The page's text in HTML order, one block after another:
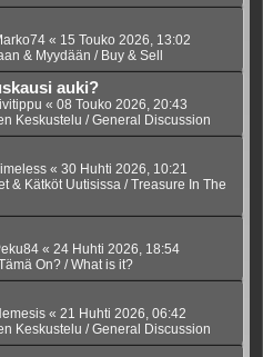
« 15 Touko 2026, 13:02
& Myydään / Buy & Sell
auki?
« 08 Touko 2026, 20:43
Keskustelu / General Discussion
« 30 Huhti 2026, 10:21
& Kätköt Uutisissa / Treasure In The
« 24 Huhti 2026, 18:54
On? / What is it?
« 21 Huhti 2026, 06:42
Keskustelu / General Discussion